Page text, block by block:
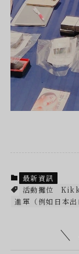
最新資訊
活動攤位
進軍（例如日本